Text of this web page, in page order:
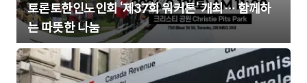
토론토한인노인회 ‘제37회 워커톤’ 개최… 함께하
는 따뜻한 나눔